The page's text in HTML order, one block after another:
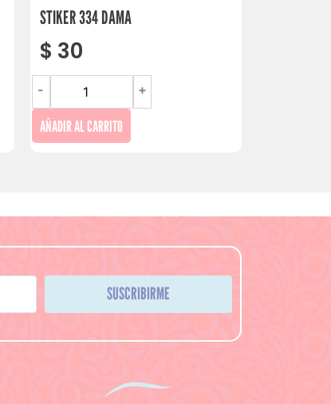
STIKER 334 DAMA
$ 30
- +
AÑADIR AL CARRITO
SUSCRIBIRME